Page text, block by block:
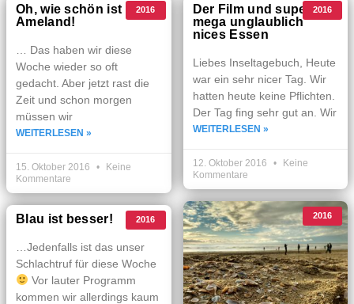
2016
Oh, wie schön ist
Ameland!
… Das haben wir diese
Woche wieder so oft
gedacht. Aber jetzt rast die
Zeit und schon morgen
müssen wir
WEITERLESEN »
15. Oktober 2016
Keine
Kommentare
2016
Der Film und super
mega unglaublich
nices Essen
Liebes Inseltagebuch, Heute
war ein sehr nicer Tag. Wir
hatten heute keine Pflichten.
Der Tag fing sehr gut an. Wir
WEITERLESEN »
12. Oktober 2016
Keine
Kommentare
2016
Blau ist besser!
…Jedenfalls ist das unser
Schlachtruf für diese Woche
Vor lauter Programm
kommen wir allerdings kaum
2016